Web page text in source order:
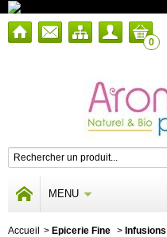
0
MENU
Accueil > Epicerie Fine >